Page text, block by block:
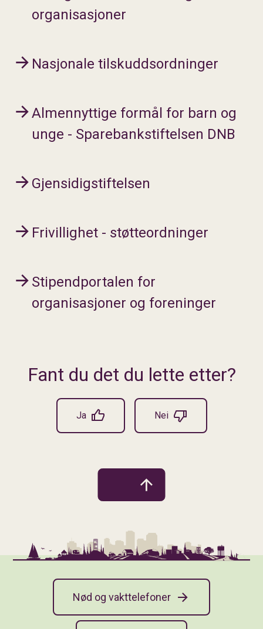
organisasjoner
Nasjonale tilskuddsordninger
Almennyttige formål for barn og
unge - Sparebankstiftelsen DNB
Gjensidigstiftelsen
Frivillighet - støtteordninger
Stipendportalen for
organisasjoner og foreninger
Fant du det du lette etter?
Ja Nei
Nød og vakttelefoner